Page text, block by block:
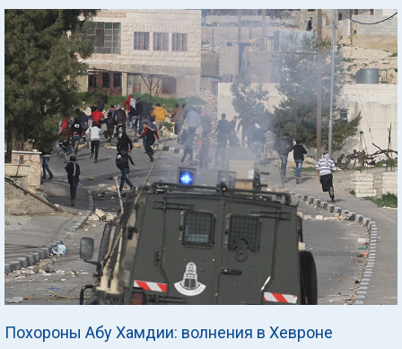
Похороны Абу Хамдии: волнения в Хевроне